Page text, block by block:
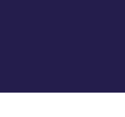
unsere